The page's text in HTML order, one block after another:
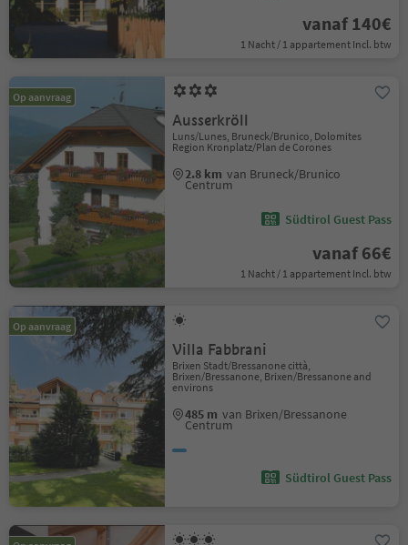
vanaf 140€
1 Nacht / 1 appartement Incl. btw
Op aanvraag
Ausserkröll
Luns/Lunes, Bruneck/Brunico, Dolomites
Region Kronplatz/Plan de Corones
2.8 km van Bruneck/Brunico
Centrum
Südtirol Guest Pass
vanaf 66€
1 Nacht / 1 appartement Incl. btw
Op aanvraag
Villa Fabbrani
Brixen Stadt/Bressanone città,
Brixen/Bressanone, Brixen/Bressanone and
environs
485 m van Brixen/Bressanone
Centrum
Südtirol Guest Pass